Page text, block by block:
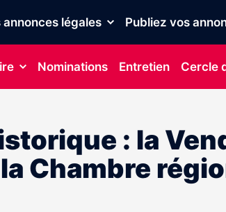
annonces légales Publiez vos
Nominations Entretien Cercle
: la
Chambre